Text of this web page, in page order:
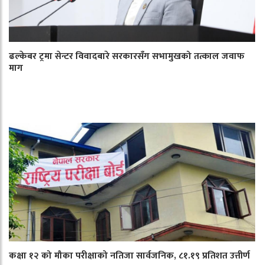
ढल्केबर ट्रमा सेन्टर विवादबारे सरकारसँग सभामुखको तत्काल जवाफ
माग
कक्षा १२ को मौका परीक्षाको नतिजा सार्वजनिक, ८१.१९ प्रतिशत उत्तीर्ण